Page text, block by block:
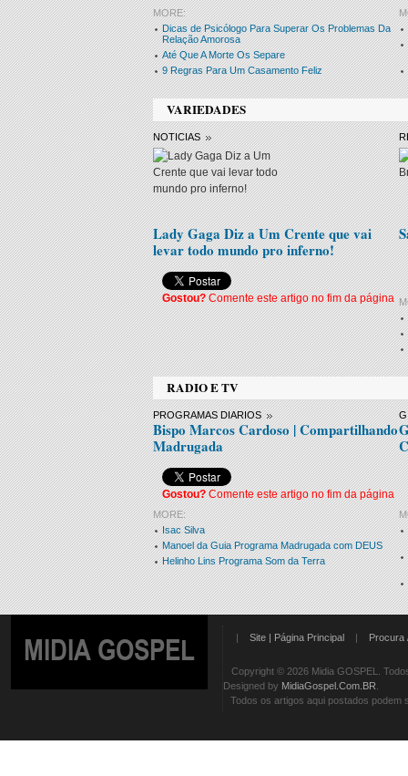
MORE:
Dicas de Psicólogo Para Superar Os Problemas Da
Relação Amorosa
Até Que A Morte Os Separe
9 Regras Para Um Casamento Feliz
VARIEDADES
NOTICIAS
Lady Gaga Diz a Um Crente que vai
levar todo mundo pro inferno!
Gostou?Comente este artigo no fim da página
RADIO E TV
PROGRAMAS DIARIOS
Bispo Marcos Cardoso | Compartilhando
Madrugada
Gostou?Comente este artigo no fim da página
MORE:
Isac Silva
Manoel da Guia Programa Madrugada com DEUS
Helinho Lins Programa Som da Terra
MIDIA GOSPEL | Site | Página Principal | Procura
Copyright © 2026 Midia GOSPEL.
Designed by MidiaGospel.Com.BR
Todos os artigos aqui postados podem